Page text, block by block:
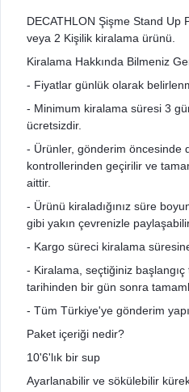
DECATHLON Şişme Stand Up
veya 2 Kişilik kiralama ürünü.
Kiralama Hakkında Bilmeniz
- Fiyatlar günlük olarak
- Minimum kiralama süresi 3
ücretsizdir.
- Ürünler, gönderim öncesinde
kontrollerinden geçirilir ve
aittir.
- Ürünü kiraladığınız süre
gibi yakın çevrenizle
- Kargo süreci kiralama
- Kiralama, seçtiğiniz
tarihinden bir gün sonra
- Tüm Türkiye'ye gönderim
Paket içeriği nedir?
10'6'lık bir sup
Ayarlanabilir ve sökülebilir